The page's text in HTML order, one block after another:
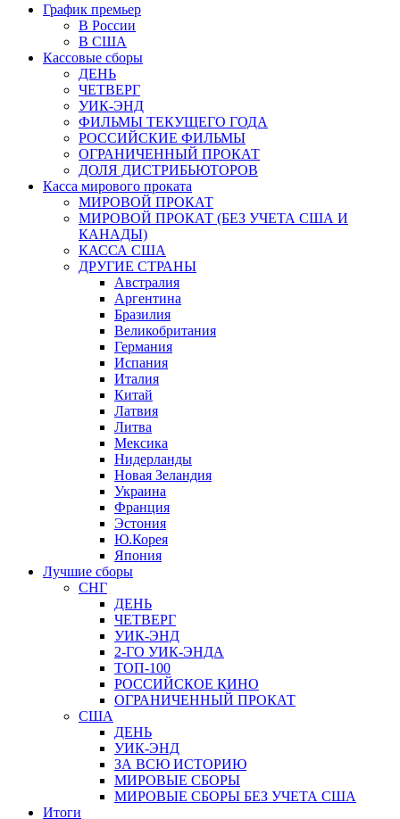
График премьер
В России
В США
Кассовые сборы
ДЕНЬ
ЧЕТВЕРГ
УИК-ЭНД
ФИЛЬМЫ ТЕКУЩЕГО ГОДА
РОССИЙСКИЕ ФИЛЬМЫ
ОГРАНИЧЕННЫЙ ПРОКАТ
ДОЛЯ ДИСТРИБЬЮТОРОВ
Касса мирового проката
МИРОВОЙ ПРОКАТ
МИРОВОЙ ПРОКАТ (БЕЗ УЧЕТА США И
КАНАДЫ)
КАССА США
ДРУГИЕ СТРАНЫ
Австралия
Аргентина
Бразилия
Великобритания
Германия
Испания
Италия
Китай
Латвия
Литва
Мексика
Нидерланды
Новая Зеландия
Украина
Франция
Эстония
Ю.Корея
Япония
Лучшие сборы
СНГ
ДЕНЬ
ЧЕТВЕРГ
УИК-ЭНД
2-ГО УИК-ЭНДА
ТОП-100
РОССИЙСКОЕ КИНО
ОГРАНИЧЕННЫЙ ПРОКАТ
США
ДЕНЬ
УИК-ЭНД
ЗА ВСЮ ИСТОРИЮ
МИРОВЫЕ СБОРЫ
МИРОВЫЕ СБОРЫ БЕЗ УЧЕТА США
Итоги